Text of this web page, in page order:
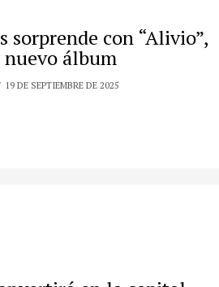
sorprende con “Alivio”,
álbum
19 DE SEPTIEMBRE DE 2025